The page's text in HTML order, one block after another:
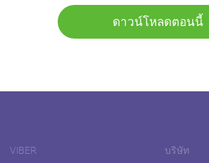
ดาวน์โหลดตอนนี้
VIBER บริษัท